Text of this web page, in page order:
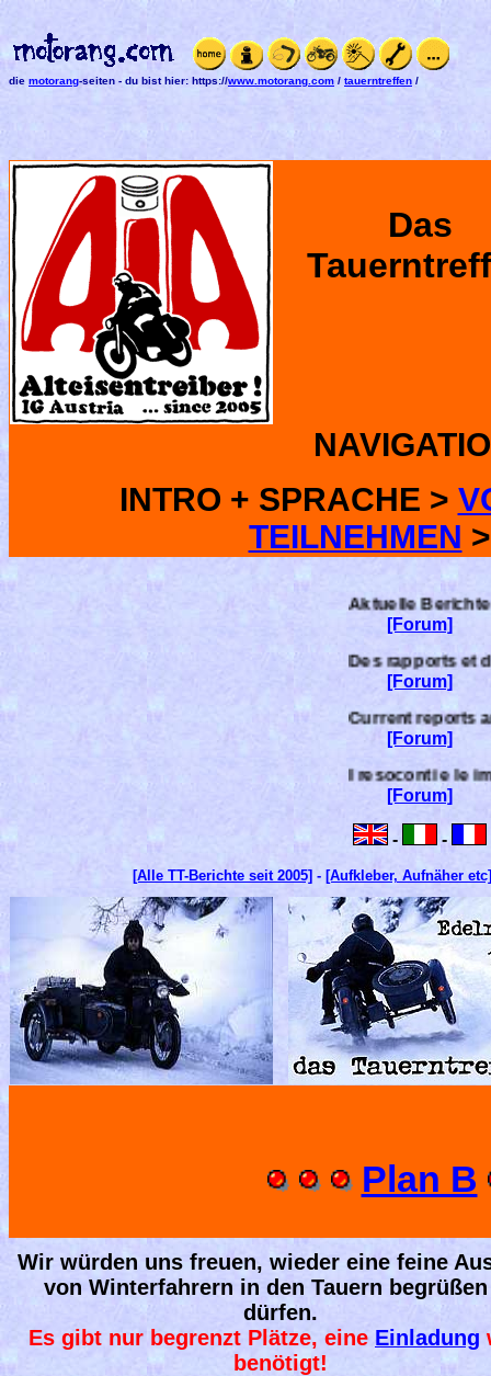
die motorang-seiten - du bist hier: https://www.motorang.com / tauerntreffen /
Das
INTRO + SPRACHE >
TEILNEHMEN
Aktuelle Berichte und Bilder sowie
[Forum]
Des rapports et des photos actuels
[Forum]
Current reports and pictures as well
[Forum]
I resoconti e le immagini attuali e i
[Forum]
- -
[Alle TT-Berichte seit 2005] - [Aufkleber, Aufnäher etc]
Plan B
Wir würden uns freuen, wieder eine feine
von Winterfahrern in den Tauern
dürfen.
Es gibt nur begrenzt Plätze, eine Einladung
benötigt!